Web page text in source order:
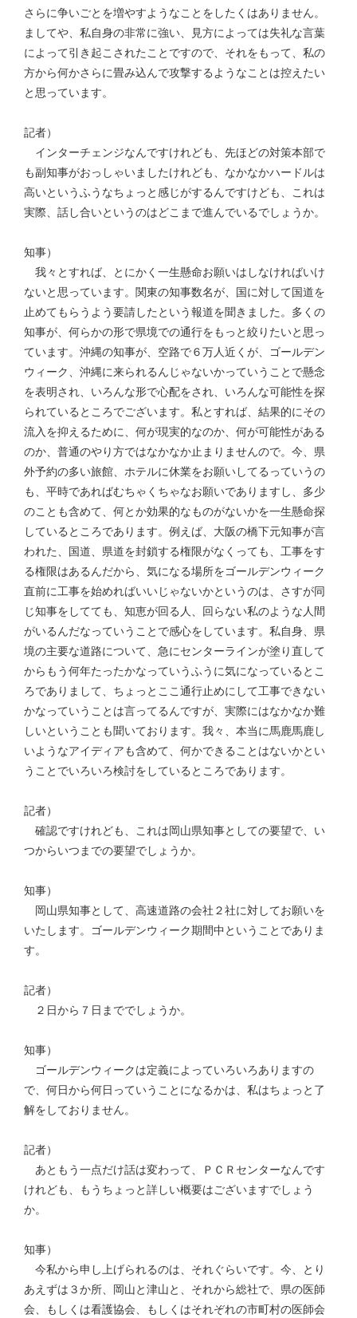
さらに争いごとを増やすようなことをしたくはありません。
ましてや、私自身の非常に強い、見方によっては失礼な言葉
によって引き起こされたことですので、それをもって、私の
方から何かさらに畳み込んで攻撃するようなことは控えたい
と思っています。
記者）
インターチェンジなんですけれども、先ほどの対策本部で
も副知事がおっしゃいましたけれども、なかなかハードルは
高いというふうなちょっと感じがするんですけども、これは
実際、話し合いというのはどこまで進んでいるでしょうか。
知事）
我々とすれば、とにかく一生懸命お願いはしなければいけ
ないと思っています。関東の知事数名が、国に対して国道を
止めてもらうよう要請したという報道を聞きました。多くの
知事が、何らかの形で県境での通行をもっと絞りたいと思っ
ています。沖縄の知事が、空路で６万人近くが、ゴールデン
ウィーク、沖縄に来られるんじゃないかっていうことで懸念
を表明され、いろんな形で心配をされ、いろんな可能性を探
られているところでございます。私とすれば、結果的にその
流入を抑えるために、何が現実的なのか、何が可能性がある
のか、普通のやり方ではなかなか止まりませんので。今、県
外予約の多い旅館、ホテルに休業をお願いしてるっていうの
も、平時であればむちゃくちゃなお願いでありますし、多少
のことも含めて、何とか効果的なものがないかを一生懸命探
しているところであります。例えば、大阪の橋下元知事が言
われた、国道、県道を封鎖する権限がなくっても、工事をす
る権限はあるんだから、気になる場所をゴールデンウィーク
直前に工事を始めればいいじゃないかというのは、さすが同
じ知事をしてても、知恵が回る人、回らない私のような人間
がいるんだなっていうことで感心をしています。私自身、県
境の主要な道路について、急にセンターラインが塗り直して
からもう何年たったかなっていうふうに気になっているとこ
ろでありまして、ちょっとここ通行止めにして工事できない
かなっていうことは言ってるんですが、実際にはなかなか難
しいということも聞いております。我々、本当に馬鹿馬鹿し
いようなアイディアも含めて、何かできることはないかとい
うことでいろいろ検討をしているところであります。
記者）
確認ですけれども、これは岡山県知事としての要望で、い
つからいつまでの要望でしょうか。
知事）
岡山県知事として、高速道路の会社２社に対してお願いを
いたします。ゴールデンウィーク期間中ということでありま
す。
記者）
２日から７日まででしょうか。
知事）
ゴールデンウィークは定義によっていろいろありますの
で、何日から何日っていうことになるかは、私はちょっと了
解をしておりません。
記者）
あともう一点だけ話は変わって、ＰＣＲセンターなんです
けれども、もうちょっと詳しい概要はございますでしょう
か。
知事）
今私から申し上げられるのは、それぐらいです。今、とり
あえずは３か所、岡山と津山と、それから総社で、県の医師
会、もしくは看護協会、もしくはそれぞれの市町村の医師会